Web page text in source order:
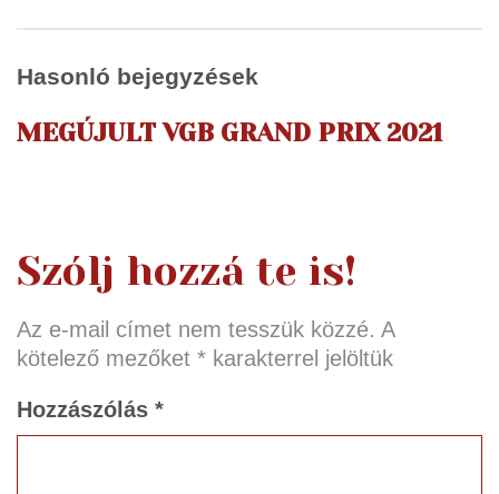
Hasonló bejegyzések
MEGÚJULT VGB GRAND PRIX 2021
Szólj hozzá te is!
Az e-mail címet nem tesszük közzé. A
kötelező mezőket * karakterrel jelöltük
Hozzászólás *